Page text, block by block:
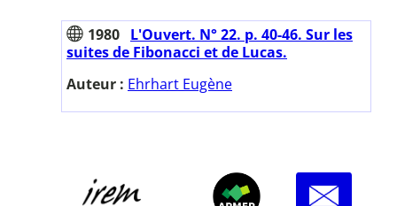
1980 L'Ouvert. N° 22. p. 40-46. Sur les
suites de Fibonacci et de Lucas.
Auteur : Ehrhart Eugène